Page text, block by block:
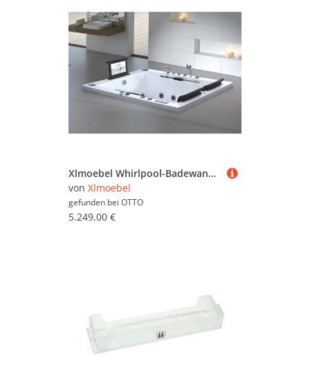
Xlmoebel Whirlpool-Badewanne XLMOEBEL Hydromassagebad Sprudelwanne in elegantem Weiß, Made in Europa
von Xlmoebel
gefunden bei OTTO
5.249,00 €